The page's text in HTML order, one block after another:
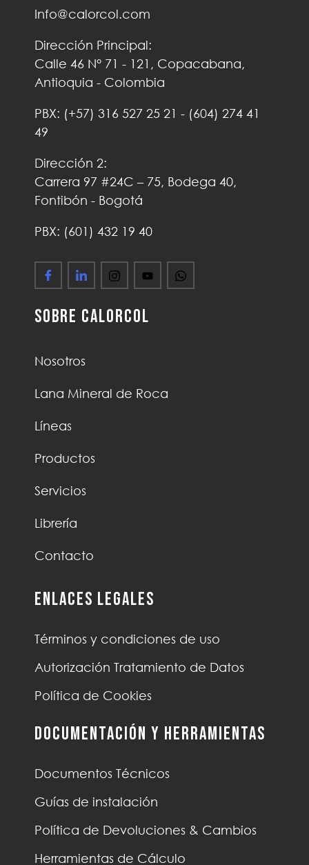
Info@calorcol.com
Dirección Principal:
Calle 46 N° 71 - 121, Copacabana,
Antioquia - Colombia
PBX: (+57) 316 527 25 21 - (604) 274 41
49
Dirección 2:
Carrera 97 #24C – 75, Bodega 40,
Fontibón - Bogotá
PBX: (601) 432 19 40
Sobre Calorcol
Nosotros
Lana Mineral de Roca
Líneas
Productos
Servicios
Librería
Contacto
Enlaces Legales
Términos y condiciones de uso
Autorización Tratamiento de Datos
Política de Cookies
Documentación y Herramientas
Documentos Técnicos
Guías de instalación
Política de Devoluciones & Cambios
Herramientas de Cálculo